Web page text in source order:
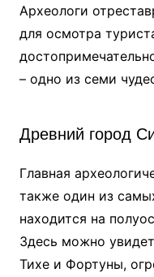
Археологи
для осмотра
– одно из семи
Древний город
Главная
также один из
находится на
Здесь можно
Тихе и Фортуны,